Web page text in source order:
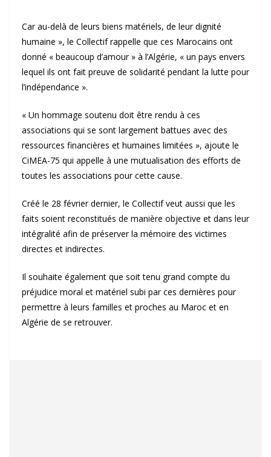
Car au-delà de leurs biens matériels, de leur dignité
humaine », le Collectif rappelle que ces Marocains ont
donné « beaucoup d’amour » à l’Algérie, « un pays envers
lequel ils ont fait preuve de solidarité pendant la lutte pour
l’indépendance ».
« Un hommage soutenu doit être rendu à ces
associations qui se sont largement battues avec des
ressources financières et humaines limitées », ajoute le
CiMEA-75 qui appelle à une mutualisation des efforts de
toutes les associations pour cette cause.
Créé le 28 février dernier, le Collectif veut aussi que les
faits soient reconstitués de manière objective et dans leur
intégralité afin de préserver la mémoire des victimes
directes et indirectes.
Il souhaite également que soit tenu grand compte du
préjudice moral et matériel subi par ces dernières pour
permettre à leurs familles et proches au Maroc et en
Algérie de se retrouver.